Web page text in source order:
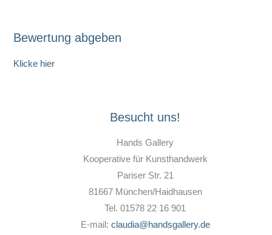
Bewertung abgeben
Klicke hier
Besucht uns!
Hands Gallery
Kooperative für Kunsthandwerk
Pariser Str. 21
81667 München/Haidhausen
Tel. 01578 22 16 901
E-mail: claudia@handsgallery.de